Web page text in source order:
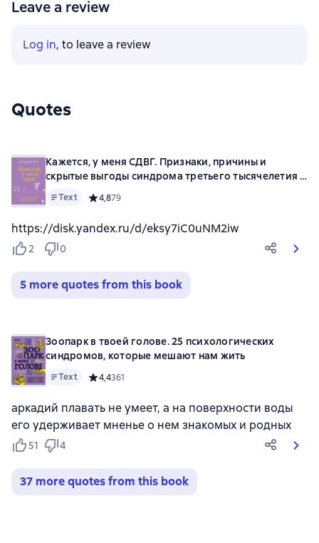
Leave a review
Log in, to leave a review
Quotes
Кажется, у меня СДВГ. Признаки, причины и
скрытые выгоды синдрома третьего тысячелетия у
Text Средний рейтинг 4,8 на основе 79 оценок
4,879
https://disk.yandex.ru/d/eksy7iC0uNM2iw
2 0
5 more quotes from this book
Зоопарк в твоей голове. 25 психологических
синдромов, которые мешают нам жить
Text Средний рейтинг 4,4 на основе 361 оценок
4,4361
аркадий плавать не умеет, а на поверхности воды
его удерживает мненье о нем знакомых и родных
51 4
37 more quotes from this book